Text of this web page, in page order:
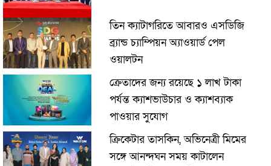
তিন ক্যাটাগরিতে আবারও এসডিজি
ব্র্যান্ড চ্যাম্পিয়ন অ্যাওয়ার্ড পেল
ওয়ালটন
ক্রেতাদের জন্য রয়েছে ১ লাখ টাকা
পর্যন্ত ক্যাশভাউচার ও ক্যাশব্যাক
পাওয়ার সুযোগ
ক্রিকেটার তাসকিন, অভিনেত্রী মিমের
সঙ্গে আনন্দঘন সময় কাটালেন